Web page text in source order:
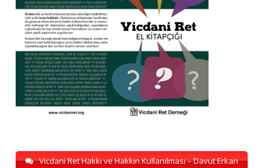
Vicdani Ret Hakkı ve Hakkın Kullanılması – Davut Erkan